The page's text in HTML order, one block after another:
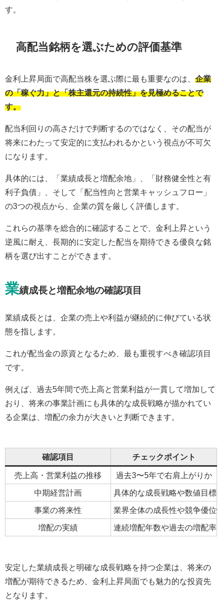
す。
高配当銘柄を選ぶための評価基準
金利上昇局面で高配当株を選ぶ際に最も重要なのは、 企業
の「稼ぐ力」と「株主還元の持続性」を見極めることで
す。
配当利回りの高さだけで判断するのではなく、その配当が
将来にわたって安定的に支払われるかという視点が不可欠
になります。
具体的には、「業績成長と増配余地」、「財務健全性と有
利子負債」、そして「配当性向と営業キャッシュフロー」
の3つの視点から、企業の質を厳しく評価します。
これらの基準を総合的に確認することで、金利上昇という
逆風に耐え、長期的に安定した配当を期待できる優良な銘
柄を選び出すことができます。
業績成長と増配余地の確認項目
業績成長とは、企業の売上や利益が継続的に伸びている状
態を指します。
これが配当金の原資となるため、最も重視すべき確認項目
です。
例えば、過去5年間で売上高と営業利益が一貫して増加して
おり、将来の事業計画にも具体的な成長戦略が描かれてい
る企業は、増配の余力が大きいと判断できます。
確認項目 チェックポイント
売上高・営業利益の推移 過去3〜5年で右肩上がりか
中期経営計画 具体的な成長戦略や数値目標
事業の将来性 業界全体の成長性や競争優位
増配の実績 連続増配年数や過去の増配率
安定した業績成長と明確な成長戦略を持つ企業は、将来の
増配が期待できるため、金利上昇局面でも魅力的な投資先
となります。